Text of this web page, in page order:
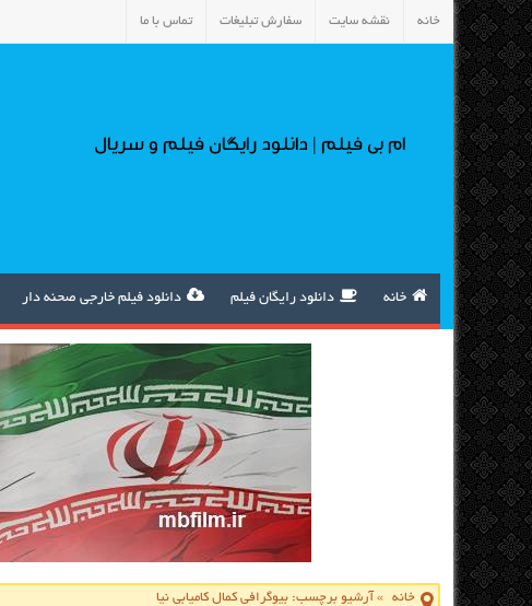
خانه نقشه سایت سفارش تبلیغات تماس با ما
ام بی فیلم | دانلود رایگان فیلم و سریال
خانه دانلود رایگان فیلم دانلود فیلم خارجی صحنه دار
خانه » آرشیو برچسب: بيوگرافي کمال کامیابی نیا